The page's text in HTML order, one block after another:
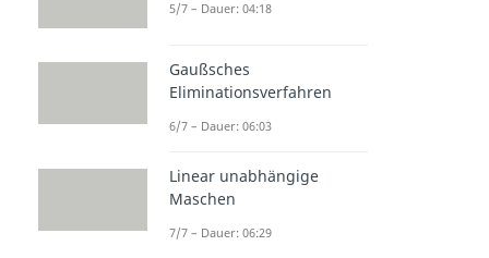
5/7 – Dauer: 04:18
Gaußsches
Eliminationsverfahren
6/7 – Dauer: 06:03
Linear unabhängige
Maschen
7/7 – Dauer: 06:29